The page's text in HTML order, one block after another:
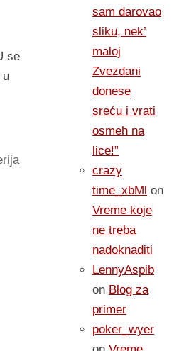
se
u
sam darovao
sliku, nek’
maloj
Zvezdani
donese
sreću i vrati
osmeh na
lice!”
crazy
time_xbMl on
Vreme koje
ne treba
nadoknaditi
LennyAspib
on Blog za
primer
poker_wyer